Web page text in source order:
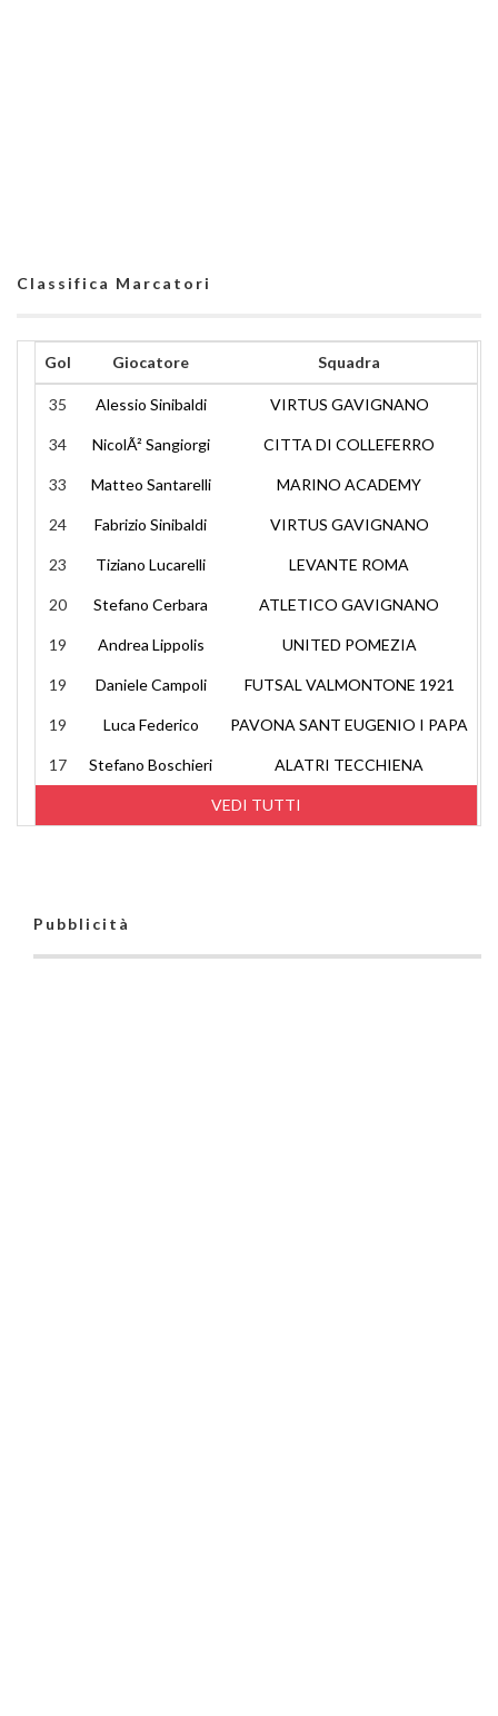
Classifica Marcatori
Gol Giocatore Squadra
VEDI TUTTI
35 Alessio Sinibaldi VIRTUS GAVIGNANO
34 NicolÃ² Sangiorgi CITTA DI COLLEFERRO
33 Matteo Santarelli MARINO ACADEMY
24 Fabrizio Sinibaldi VIRTUS GAVIGNANO
23 Tiziano Lucarelli LEVANTE ROMA
20 Stefano Cerbara ATLETICO GAVIGNANO
19 Andrea Lippolis UNITED POMEZIA
19 Daniele Campoli FUTSAL VALMONTONE 1921
19 Luca Federico PAVONA SANT EUGENIO I PAPA
17 Stefano Boschieri ALATRI TECCHIENA
Pubblicità